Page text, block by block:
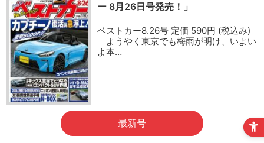
ー 8月26日号発売！」
ベストカー8.26号 定価 590円 (税込み)
ようやく東京でも梅雨が明け、いよい
よ本…
最新号